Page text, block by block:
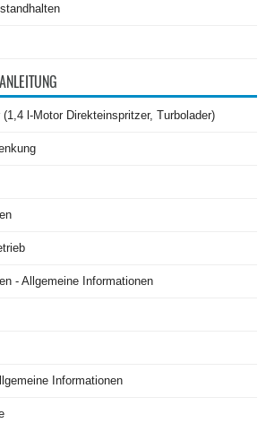
l-Motor Direkteinspritzer, Turbolader)
- Allgemeine Informationen
Informationen